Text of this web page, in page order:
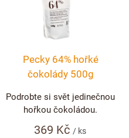
Pecky 64% hořké
čokolády 500g
369 Kč / ks
Podrobte si svět jedinečnou
hořkou čokoládou.